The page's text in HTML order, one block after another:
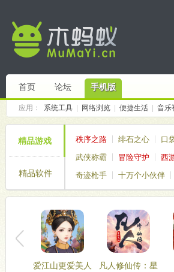
首页 论坛 手机版
应用： 系统工具 网络浏览 便捷生活 音乐
精品游戏
精品软件
秩序之路 绯石之心 口
武侠称霸
冒险守护 西
奇迹枪手
十万个小伙伴
仙境传说破晓
塔塔帝国
爱江山更爱美人
凡人修仙传：星